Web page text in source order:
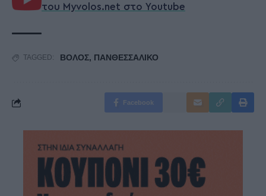
του Myvolos.net στο Youtube
TAGGED: ΒΟΛΟΣ, ΠΑΝΘΕΣΣΑΛΙΚΟ
Facebook